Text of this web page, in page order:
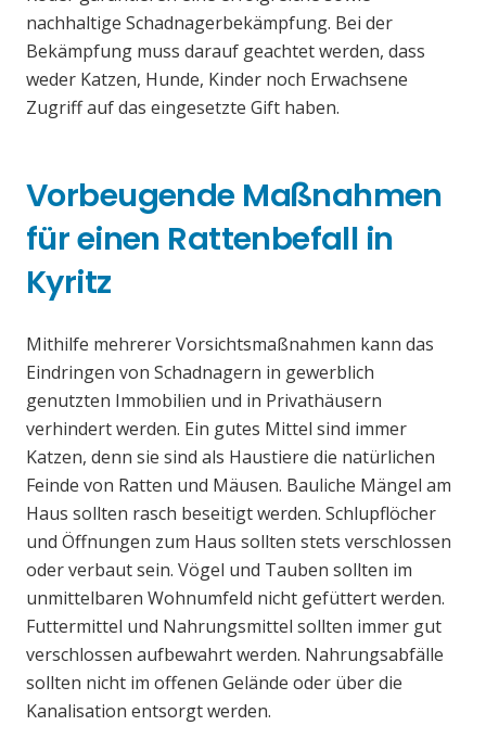
nachhaltige Schadnagerbekämpfung. Bei der
Bekämpfung muss darauf geachtet werden, dass
weder Katzen, Hunde, Kinder noch Erwachsene
Zugriff auf das eingesetzte Gift haben.
Vorbeugende Maßnahmen
für einen Rattenbefall in
Kyritz
Mithilfe mehrerer Vorsichtsmaßnahmen kann das
Eindringen von Schadnagern in gewerblich
genutzten Immobilien und in Privathäusern
verhindert werden. Ein gutes Mittel sind immer
Katzen, denn sie sind als Haustiere die natürlichen
Feinde von Ratten und Mäusen. Bauliche Mängel am
Haus sollten rasch beseitigt werden. Schlupflöcher
und Öffnungen zum Haus sollten stets verschlossen
oder verbaut sein. Vögel und Tauben sollten im
unmittelbaren Wohnumfeld nicht gefüttert werden.
Futtermittel und Nahrungsmittel sollten immer gut
verschlossen aufbewahrt werden. Nahrungsabfälle
sollten nicht im offenen Gelände oder über die
Kanalisation entsorgt werden.